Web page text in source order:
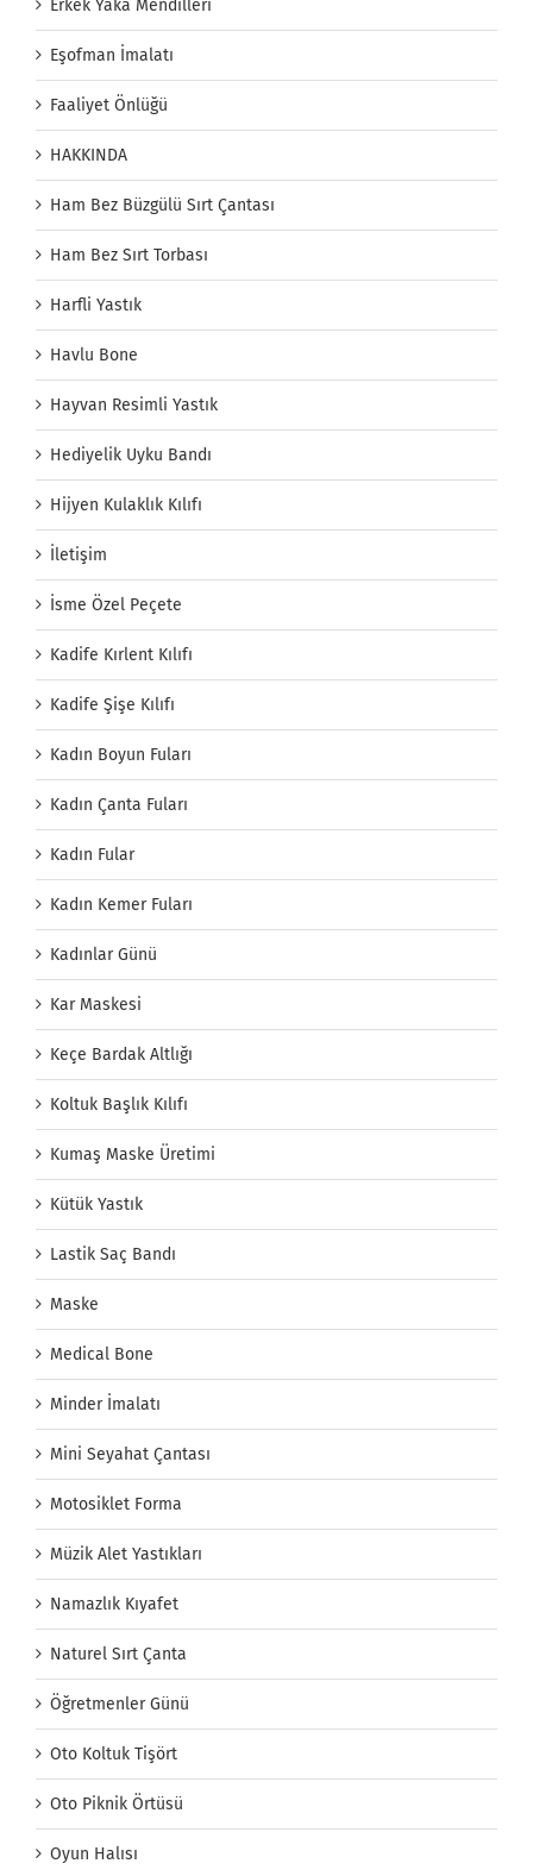
Erkek Yaka Mendilleri
Eşofman İmalatı
Faaliyet Önlüğü
HAKKINDA
Ham Bez Büzgülü Sırt Çantası
Ham Bez Sırt Torbası
Harfli Yastık
Havlu Bone
Hayvan Resimli Yastık
Hediyelik Uyku Bandı
Hijyen Kulaklık Kılıfı
İletişim
İsme Özel Peçete
Kadife Kırlent Kılıfı
Kadife Şişe Kılıfı
Kadın Boyun Fuları
Kadın Çanta Fuları
Kadın Fular
Kadın Kemer Fuları
Kadınlar Günü
Kar Maskesi
Keçe Bardak Altlığı
Koltuk Başlık Kılıfı
Kumaş Maske Üretimi
Kütük Yastık
Lastik Saç Bandı
Maske
Medical Bone
Minder İmalatı
Mini Seyahat Çantası
Motosiklet Forma
Müzik Alet Yastıkları
Namazlık Kıyafet
Naturel Sırt Çanta
Öğretmenler Günü
Oto Koltuk Tişört
Oto Piknik Örtüsü
Oyun Halısı